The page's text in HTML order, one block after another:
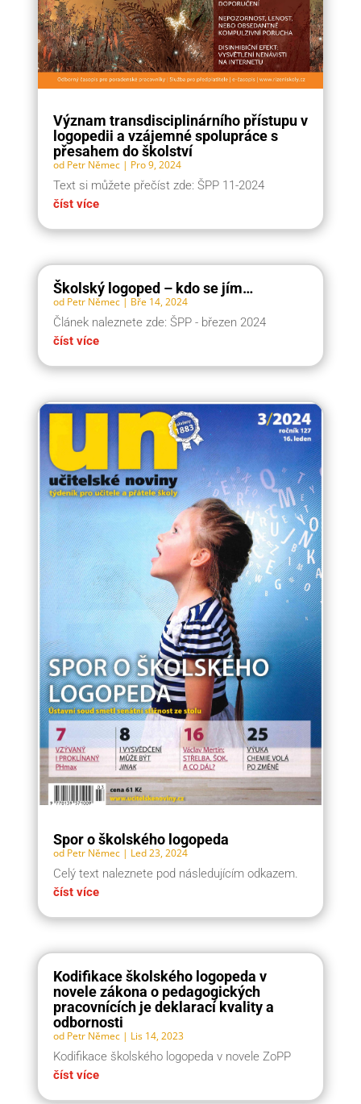
Význam transdisciplinárního přístupu v
logopedii a vzájemné spolupráce s
přesahem do školství
od Petr Němec| Pro 9, 2024
Text si můžete přečíst zde: ŠPP 11-2024
číst více
Školský logoped – kdo se jím…
od Petr Němec| Bře 14, 2024
Článek naleznete zde: ŠPP - březen 2024
číst více
Spor o školského logopeda
od Petr Němec| Led 23, 2024
Celý text naleznete pod následujícím odkazem.
číst více
Kodifikace školského logopeda v
novele zákona o pedagogických
pracovnících je deklarací kvality a
odbornosti
od Petr Němec| Lis 14, 2023
Kodifikace školského logopeda v novele ZoPP
číst více